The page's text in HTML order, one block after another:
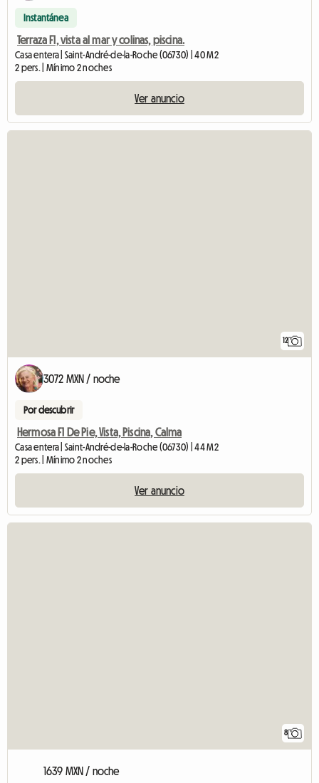
Instantánea
Terraza F1, vista al mar y colinas, piscina.
Casa entera | Saint-André-de-la-Roche (06730) | 40 M2
2 pers. | Mínimo 2 noches
Ver anuncio
12
3072 MXN / noche
Por descubrir
Hermosa F1 De Pie, Vista, Piscina, Calma
Casa entera | Saint-André-de-la-Roche (06730) | 44 M2
2 pers. | Mínimo 2 noches
Ver anuncio
8
1639 MXN / noche